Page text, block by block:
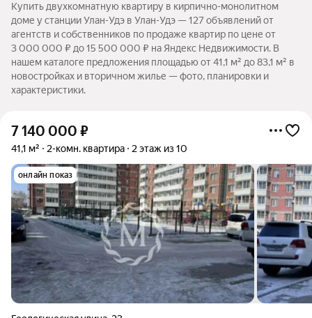
Купить двухкомнатную квартиру в кирпично-монолитном
доме у станции Улан-Удэ в Улан-Удэ — 127 объявлений от
агентств и собственников по продаже квартир по цене от
3 000 000 ₽ до 15 500 000 ₽ на Яндекс Недвижимости. В
нашем каталоге предложения площадью от 41,1 м² до 83,1 м² в
новостройках и вторичном жилье — фото, планировки и
характеристики.
7 140 000 ₽
41,1 м² 2-комн. квартира 2 этаж из 10
онлайн показ